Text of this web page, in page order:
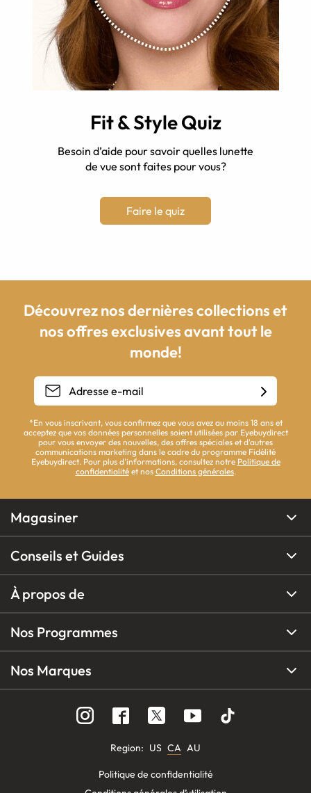
Fit & Style Quiz
Besoin d’aide pour savoir quelles lunette
de vue sont faites pour vous?
Faire le quiz
Découvrez nos dernières collections et
nos offres exclusives avant tout le
monde!
*En vous inscrivant, vous confirmez que vous avez au moins 18 ans et
acceptez que vos données personnelles soient utilisées par Eyebuydirect
pour vous envoyer des nouvelles, des offres spéciales et d'autres
communications marketing dans le cadre du programme Fidélité
Eyebuydirect. Pour plus d'informations, consultez notre Politique de
confidentialitéet nos Conditions générales.
Magasiner
Conseils et Guides
À propos de
Nos Programmes
Nos Marques
Region: US CA AU
Politique de confidentialité